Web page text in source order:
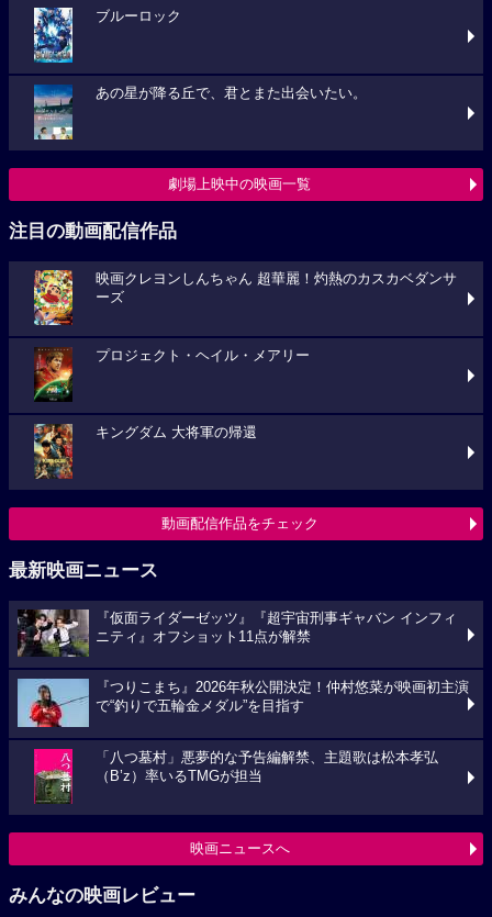
ブルーロック
あの星が降る丘で、君とまた出会いたい。
劇場上映中の映画一覧
注目の動画配信作品
映画クレヨンしんちゃん 超華麗！灼熱のカスカベダンサ
ーズ
プロジェクト・ヘイル・メアリー
キングダム 大将軍の帰還
動画配信作品をチェック
最新映画ニュース
『仮面ライダーゼッツ』『超宇宙刑事ギャバン インフィ
ニティ』オフショット11点が解禁
『つりこまち』2026年秋公開決定！仲村悠菜が映画初主演
で“釣りで五輪金メダル”を目指す
「八つ墓村」悪夢的な予告編解禁、主題歌は松本孝弘
（B’z）率いるTMGが担当
映画ニュースへ
みんなの映画レビュー